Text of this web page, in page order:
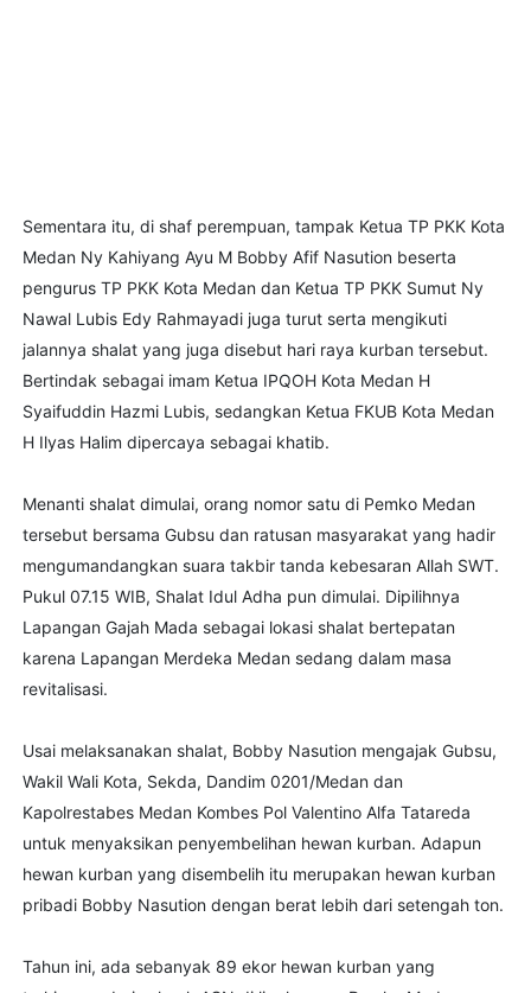
Sementara itu, di shaf perempuan, tampak Ketua TP PKK Kota
Medan Ny Kahiyang Ayu M Bobby Afif Nasution beserta
pengurus TP PKK Kota Medan dan Ketua TP PKK Sumut Ny
Nawal Lubis Edy Rahmayadi juga turut serta mengikuti
jalannya shalat yang juga disebut hari raya kurban tersebut.
Bertindak sebagai imam Ketua IPQOH Kota Medan H
Syaifuddin Hazmi Lubis, sedangkan Ketua FKUB Kota Medan
H Ilyas Halim dipercaya sebagai khatib.
Menanti shalat dimulai, orang nomor satu di Pemko Medan
tersebut bersama Gubsu dan ratusan masyarakat yang hadir
mengumandangkan suara takbir tanda kebesaran Allah SWT.
Pukul 07.15 WIB, Shalat Idul Adha pun dimulai. Dipilihnya
Lapangan Gajah Mada sebagai lokasi shalat bertepatan
karena Lapangan Merdeka Medan sedang dalam masa
revitalisasi.
Usai melaksanakan shalat, Bobby Nasution mengajak Gubsu,
Wakil Wali Kota, Sekda, Dandim 0201/Medan dan
Kapolrestabes Medan Kombes Pol Valentino Alfa Tatareda
untuk menyaksikan penyembelihan hewan kurban. Adapun
hewan kurban yang disembelih itu merupakan hewan kurban
pribadi Bobby Nasution dengan berat lebih dari setengah ton.
Tahun ini, ada sebanyak 89 ekor hewan kurban yang